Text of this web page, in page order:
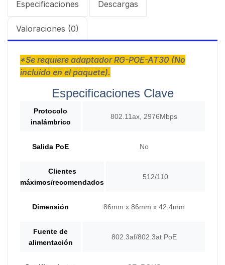
Especificaciones Descargas
Valoraciones (0)
*Se requiere adaptador RG-POE-AT30 (No
incluido en el paquete).
Especificaciones Clave
Protocolo
inalámbrico
802.11ax, 2976Mbps
Salida PoE No
Clientes
máximos/recomendados
512/110
Dimensión 86mm x 86mm x 42.4mm
Fuente de
alimentación
802.3af/802.3at PoE